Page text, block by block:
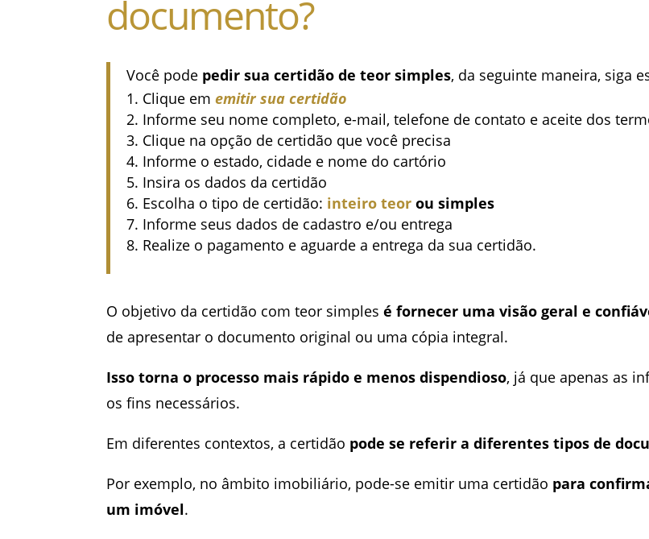
documento?
Você pode pedir sua certidão de teor simples, da seguinte maneira, siga
Clique em emitir sua certidão
Informe seu nome completo, e-mail, telefone de contato e aceite dos
Clique na opção de certidão que você precisa
Informe o estado, cidade e nome do cartório
Insira os dados da certidão
Escolha o tipo de certidão: inteiro teor ou simples
Informe seus dados de cadastro e/ou entrega
Realize o pagamento e aguarde a entrega da sua certidão.
O objetivo da certidão com teor simples é fornecer uma visão geral e
de apresentar o documento original ou uma cópia integral.
Isso torna o processo mais rápido e menos dispendioso, já que apenas as
os fins necessários.
Em diferentes contextos, a certidão pode se referir a diferentes tipos de
Por exemplo, no âmbito imobiliário, pode-se emitir uma certidão para
um imóvel.